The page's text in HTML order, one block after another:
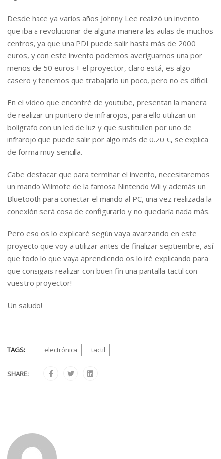
Desde hace ya varios años Johnny Lee realizó un invento
que iba a revolucionar de alguna manera las aulas de muchos
centros, ya que una PDI puede salir hasta más de 2000
euros, y con este invento podemos averiguarnos una por
menos de 50 euros + el proyector, claro está, es algo
casero y tenemos que trabajarlo un poco, pero no es dificil.
En el video que encontré de youtube, presentan la manera
de realizar un puntero de infrarojos, para ello utilizan un
boligrafo con un led de luz y que sustitullen por uno de
infrarojo que puede salir por algo más de 0.20 €, se explica
de forma muy sencilla.
Cabe destacar que para terminar el invento, necesitaremos
un mando Wiimote de la famosa Nintendo Wii y además un
Bluetooth para conectar el mando al PC, una vez realizada la
conexión será cosa de configurarlo y no quedaría nada más.
Pero eso os lo explicaré según vaya avanzando en este
proyecto que voy a utilizar antes de finalizar septiembre, así
que todo lo que vaya aprendiendo os lo iré explicando para
que consigais realizar con buen fin una pantalla tactil con
vuestro proyector!
Un saludo!
TAGS: electrónica tactil
SHARE: